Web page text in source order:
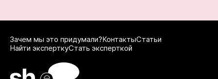
Зачем мы это придумали?КонтактыСтатьи
Найти эксперткуСтать эксперткой